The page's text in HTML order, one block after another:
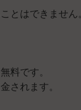
とはできませ
料です。
されます。